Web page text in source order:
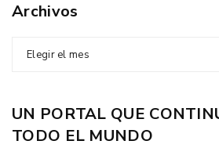
Archivos
Elegir el mes
UN PORTAL QUE
TODO EL MUNDO